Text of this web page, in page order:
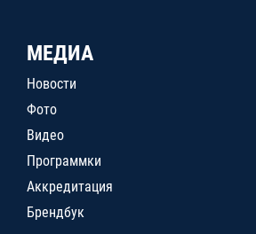
МЕДИА
Новости
Фото
Видео
Программки
Аккредитация
Брендбук